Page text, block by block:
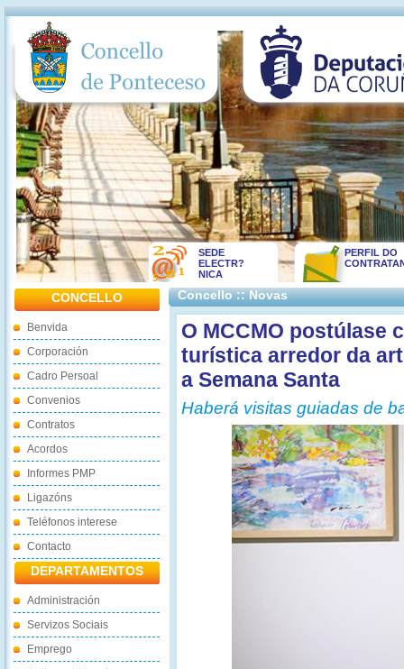
SEDE
ELECTR?
NICA
PERFIL DO
CONCELLO
Benvida
Corporación
Cadro Persoal
Convenios
Contratos
Acordos
Informes PMP
Ligazóns
Teléfonos interese
Contacto
DEPARTAMENTOS
Administración
Servizos Sociais
Emprego
Concello :: Novas
O MCCMO postúlase
turística arredor da
a Semana Santa
Haberá visitas guiadas de